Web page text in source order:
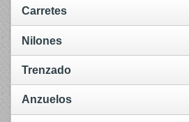
Carretes
Nilones
Trenzado
Anzuelos